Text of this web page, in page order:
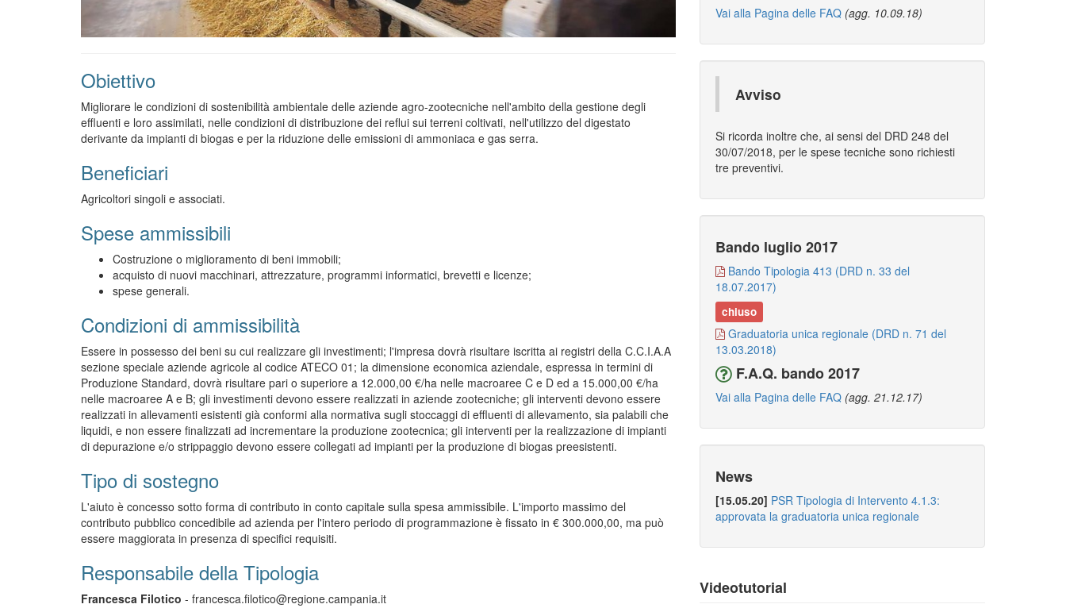
Obiettivo
Migliorare le condizioni di sostenibilità ambientale delle aziende agro-zootecniche nell'ambito della gestione degli
effluenti e loro assimilati, nelle condizioni di distribuzione dei reflui sui terreni coltivati, nell'utilizzo del digestato
derivante da impianti di biogas e per la riduzione delle emissioni di ammoniaca e gas serra.
Beneficiari
Agricoltori singoli e associati.
Spese ammissibili
Costruzione o miglioramento di beni immobili;
acquisto di nuovi macchinari, attrezzature, programmi informatici, brevetti e licenze;
spese generali.
Condizioni di ammissibilità
Essere in possesso dei beni su cui realizzare gli investimenti; l'impresa dovrà risultare iscritta ai registri della C.C.I.A.A
sezione speciale aziende agricole al codice ATECO 01; la dimensione economica aziendale, espressa in termini di
Produzione Standard, dovrà risultare pari o superiore a 12.000,00 €/ha nelle macroaree C e D ed a 15.000,00 €/ha
nelle macroaree A e B; gli investimenti devono essere realizzati in aziende zootecniche; gli interventi devono essere
realizzati in allevamenti esistenti già conformi alla normativa sugli stoccaggi di effluenti di allevamento, sia palabili che
liquidi, e non essere finalizzati ad incrementare la produzione zootecnica; gli interventi per la realizzazione di impianti
di depurazione e/o strippaggio devono essere collegati ad impianti per la produzione di biogas preesistenti.
Tipo di sostegno
L'aiuto è concesso sotto forma di contributo in conto capitale sulla spesa ammissibile. L'importo massimo del
contributo pubblico concedibile ad azienda per l'intero periodo di programmazione è fissato in € 300.000,00, ma può
essere maggiorata in presenza di specifici requisiti.
Responsabile della Tipologia
Francesca Filotico - francesca.filotico@regione.campania.it
Vai alla Pagina delle FAQ (agg. 10.09.18)
Avviso
Si ricorda inoltre che, ai sensi del DRD 248 del
30/07/2018, per le spese tecniche sono richiesti
tre preventivi.
Bando luglio 2017
Bando Tipologia 413 (DRD n. 33 del
18.07.2017)
chiuso
Graduatoria unica regionale (DRD n. 71 del
13.03.2018)
F.A.Q. bando 2017
Vai alla Pagina delle FAQ (agg. 21.12.17)
News
[15.05.20] PSR Tipologia di Intervento 4.1.3:
approvata la graduatoria unica regionale
Videotutorial